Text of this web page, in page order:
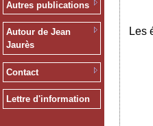
Autres publications
Autour de Jean
Jaurès
Contact
Lettre d'information
Les